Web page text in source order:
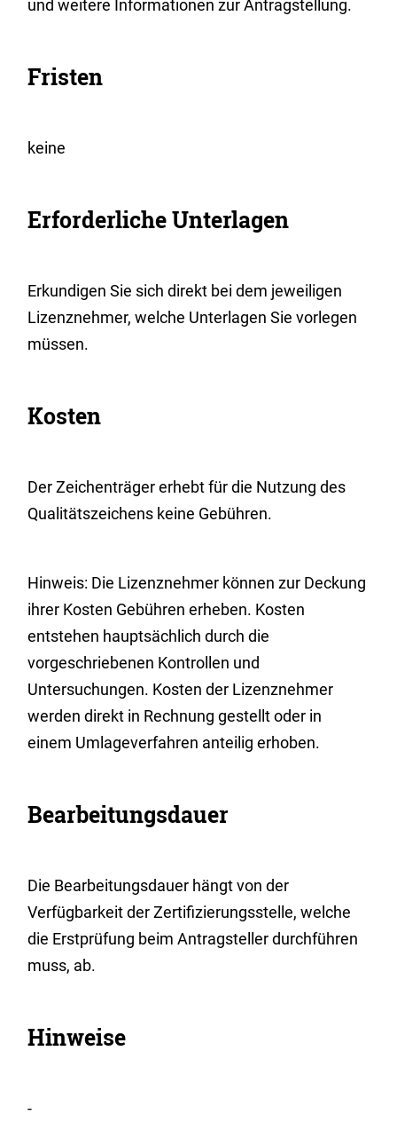
und weitere Informationen zur Antragstellung.
Fristen
keine
Erforderliche Unterlagen
Erkundigen Sie sich direkt bei dem jeweiligen
Lizenznehmer, welche Unterlagen Sie vorlegen
müssen.
Kosten
Der Zeichenträger erhebt für die Nutzung des
Qualitätszeichens keine Gebühren.
Hinweis: Die Lizenznehmer können zur Deckung
ihrer Kosten Gebühren erheben. Kosten
entstehen hauptsächlich durch die
vorgeschriebenen Kontrollen und
Untersuchungen. Kosten der Lizenznehmer
werden direkt in Rechnung gestellt oder in
einem Umlageverfahren anteilig erhoben.
Bearbeitungsdauer
Die Bearbeitungsdauer hängt von der
Verfügbarkeit der Zertifizierungsstelle, welche
die Erstprüfung beim Antragsteller durchführen
muss, ab.
Hinweise
-